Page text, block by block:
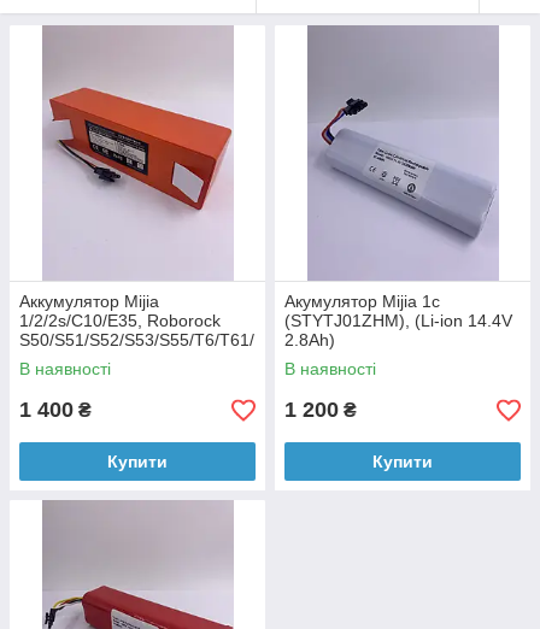
Аккумулятор Mijia
1/2/2s/C10/E35, Roborock
S50/S51/S52/S53/S55/T6/T61/
T65, (Li-ion 14.4V 5.2Ah)
В наявності
1 400 ₴
Купити
Акумулятор Mijia 1c
(STYTJ01ZHM), (Li-ion 14.4V
2.8Ah)
В наявності
1 200 ₴
Купити